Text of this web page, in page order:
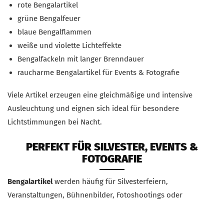
rote Bengalartikel
grüne Bengalfeuer
blaue Bengalflammen
weiße und violette Lichteffekte
Bengalfackeln mit langer Brenndauer
raucharme Bengalartikel für Events & Fotografie
Viele Artikel erzeugen eine gleichmäßige und intensive
Ausleuchtung und eignen sich ideal für besondere
Lichtstimmungen bei Nacht.
PERFEKT FÜR SILVESTER, EVENTS &
FOTOGRAFIE
Bengalartikelwerden häufig für Silvesterfeiern,
Veranstaltungen, Bühnenbilder, Fotoshootings oder